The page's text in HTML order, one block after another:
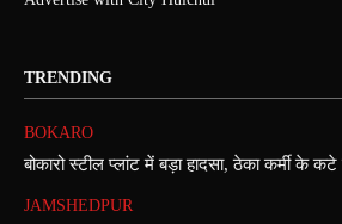
TRENDING
BOKARO
बोकारो स्टील प्लांट में बड़ा हादसा, ठेका कर्मी के
JAMSHEDPUR